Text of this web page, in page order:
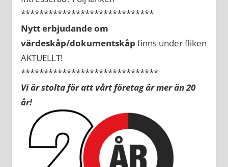
*****************************
Nytt erbjudande om
värdeskåp/dokumentskåp finns under fliken
AKTUELLT!
******************************
Vi är stolta för att vårt företag är mer än 20
år!